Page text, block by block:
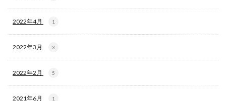
2022年4月 1
2022年3月 3
2022年2月 5
2021年6月 1